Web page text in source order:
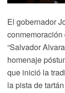
El gobernador
“Salvador
homenaje
que inició la
la pista de